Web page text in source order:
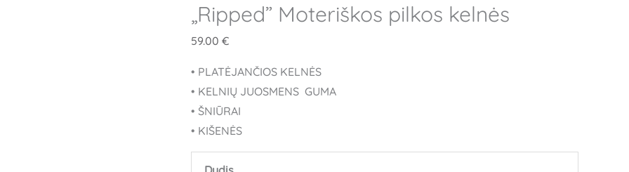
„Ripped” Moteriškos pilkos kelnės
59.00 €
• PLATĖJANČIOS KELNĖS
• KELNIŲ JUOSMENS GUMA
• ŠNIŪRAI
• KIŠENĖS